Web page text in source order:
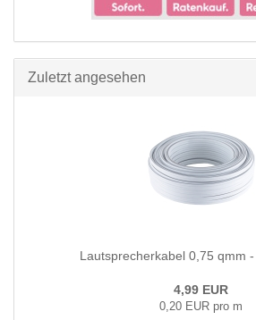
Zuletzt angesehen
Lautsprecherkabel 0,75 qmm
4,99 EUR
0,20 EUR pro m